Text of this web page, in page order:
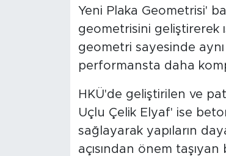
Yeni Plaka Geometrisi'
geometrisini geliştirerek
geometri sayesinde
performansta daha
HKÜ'de geliştirilen ve
Uçlu Çelik Elyaf' ise
sağlayarak yapıların
açısından önem